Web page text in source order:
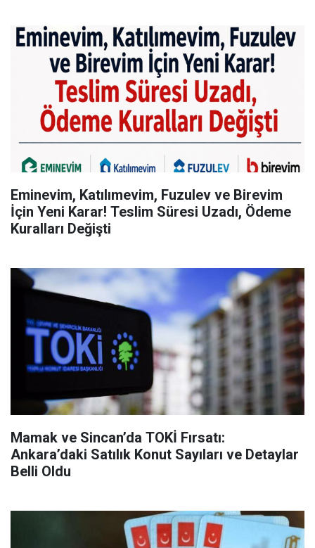
Eminevim, Katılımevim, Fuzulev ve Birevim
İçin Yeni Karar! Teslim Süresi Uzadı, Ödeme
Kuralları Değişti
Mamak ve Sincan’da TOKİ Fırsatı:
Ankara’daki Satılık Konut Sayıları ve Detaylar
Belli Oldu